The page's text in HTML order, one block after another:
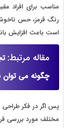
مناسب برای افراد
رنگ قرمز، حس
است باعث افزایش
مقاله مرتبط:
چگونه می توان
پس اگر در فکر
مختلف مورد بررسی